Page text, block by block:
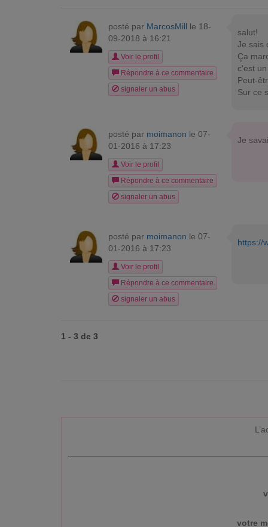
posté par MarcosMill le 18-
09-2018 à 16:21
Voir le profil
Répondre à ce commentaire
signaler un abus
salut!
Je sais
Ça
c'est
Peut-
Sur ce
posté par moimanon le 07-
01-2016 à 17:23
Voir le profil
Répondre à ce commentaire
signaler un abus
Je
posté par moimanon le 07-
01-2016 à 17:23
Voir le profil
Répondre à ce commentaire
signaler un abus
https://
1 - 3 de 3
votre